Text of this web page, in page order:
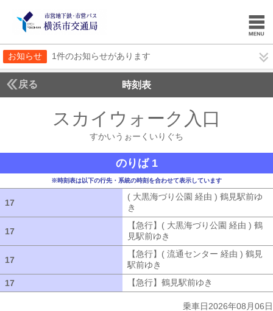
お知らせ 1件のお知らせがあります
戻る 時刻表
スカイウォーク入口
すかいうぉーくいりぐち
のりば 1
※時刻表は以下の行先・系統の時刻を合わせて表示しています
17
( 大黒海づり公園 経由 ) 鶴見駅前ゆ
き
17
【急行】( 大黒海づり公園 経由 ) 鶴
見駅前ゆき
17
【急行】( 流通センター 経由 ) 鶴見
駅前ゆき
17
【急行】鶴見駅前ゆき
乗車日2026年08月06日